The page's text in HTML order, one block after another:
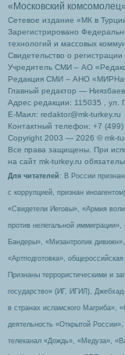
«Московский комсомолец»
Сетевое издание «МК в
Зарегистрировано
технологий и массовых
Свидетельство о
Учредитель СМИ – АО
Редакция СМИ – АНО
Главный редактор —
Адрес редакции: 115035 , ул.
Е-Маил: redaktor@mk-turkey.ru
Контактный телефон: +7 (499)
Copyright 2003 — 2026 © mk-
Все права защищены. При
на сайт mk-turkey.ru
Для читателей : В России
с коррупцией, признан
«Свидетели Иеговы», «Армия
против нелегальной
Бандеры», «Мизантропик
«Артподготовка»,
Признаны террористическими и
государство» (ИГ, ИГИЛ),
в странах исламского Магриба»,
деятельность «Открытой
телеканал «Дождь», «Медуза»,